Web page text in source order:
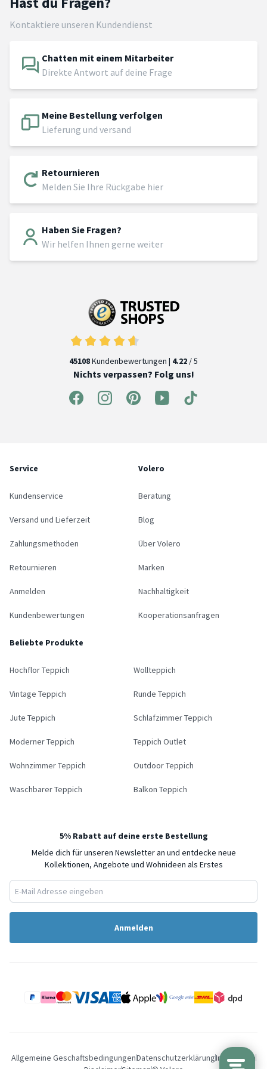
Kontaktiere unseren Kundendienst
Chatten mit einem Mitarbeiter
Direkte Antwort auf deine Frage
Meine Bestellung verfolgen
Lieferung und versand
Retournieren
Melden Sie Ihre Rückgabe hier
Haben Sie Fragen?
Wir helfen Ihnen gerne weiter
45108Kundenbewertungen | 4.22 / 5
Nichts verpassen? Folg uns!
Service
Kundenservice
Versand und Lieferzeit
Zahlungsmethoden
Retournieren
Anmelden
Kundenbewertungen
Volero
Beratung
Blog
Über Volero
Marken
Nachhaltigkeit
Kooperationsanfragen
Beliebte Produkte
Hochflor Teppich Wollteppich
Vintage Teppich Runde Teppich
Jute Teppich Schlafzimmer Teppich
Moderner Teppich Teppich Outlet
Wohnzimmer Teppich Outdoor Teppich
Waschbarer Teppich Balkon Teppich
5% Rabatt auf deine erste Bestellung
Melde dich für unseren Newsletter an und entdecke neue
Kollektionen, Angebote und Wohnideen als Erstes
Anmelden
Allgemeine GeschaftsbedingungenDatenschutzerklärungImpressum